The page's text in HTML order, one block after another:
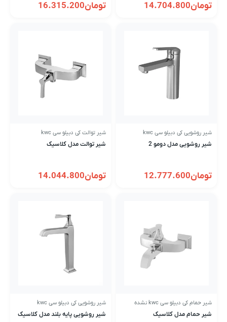
تومان14.704.800 تومان16.315.200
شیر روشویی کی دبیلو سی kwc
شیر روشویی مدل دومو 2
تومان12.777.600
شیر توالت کی دبیلو سی kwc
شیر توالت مدل کلاسیک
تومان14.044.800
شیر حمام کی دبیلو سی kwc نشده
شیر حمام مدل کلاسیک
شیر روشویی کی دبیلو سی kwc
شیر روشویی پایه بلند مدل کلاسیک